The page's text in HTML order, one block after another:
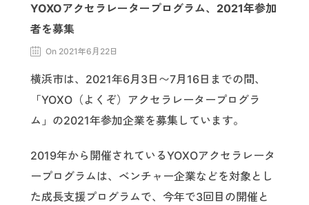
YOXOアクセラレータープログラム、2021年参加
者を募集
On 2021年6月22日
横浜市は、2021年6月3日〜7月16日までの間、
「YOXO（よくぞ）アクセラレータープログラ
ム」の2021年参加企業を募集しています。
2019年から開催されているYOXOアクセラレータ
ープログラムは、ベンチャー企業などを対象とし
た成長支援プログラムで、今年で3回目の開催と